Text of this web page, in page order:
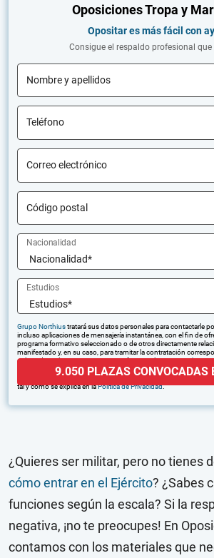
Oposiciones Tropa y
Opositar es más fácil con
Consigue el respaldo profesional que
Nombre y apellidos
Teléfono
Correo electrónico
Código postal
Nacionalidad
Estudios
Grupo Northiustratará sus datos personales para contactarle
incluso aplicaciones de mensajería instantánea, con el fin de
programa formativo seleccionado o de otros directamente
manifestado y, en su caso, para tramitar la contratación
solicitud con las empresas que conforman el
puedan hacerle llegar la mejor oferta de productos y servicios
tal y como se explica en laPolítica de Privacidad.
9.050 PLAZAS CONVOCADAS
¿Quieres ser militar, pero no tienes
cómo entrar en el Ejército? ¿Sabes
funciones según la escala? Si la
negativa, ¡no te preocupes! En
contamos con los materiales que